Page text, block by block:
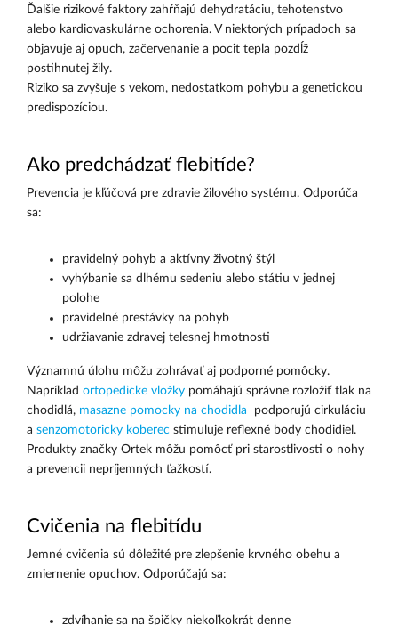
Ďalšie rizikové faktory zahŕňajú dehydratáciu, tehotenstvo
alebo kardiovaskulárne ochorenia. V niektorých prípadoch sa
objavuje aj opuch, začervenanie a pocit tepla pozdĺž
postihnutej žily.
Riziko sa zvyšuje s vekom, nedostatkom pohybu a genetickou
predispozíciou.
Ako predchádzať flebitíde?
Prevencia je kľúčová pre zdravie žilového systému. Odporúča
sa:
pravidelný pohyb a aktívny životný štýl
vyhýbanie sa dlhému sedeniu alebo státiu v jednej
polohe
pravidelné prestávky na pohyb
udržiavanie zdravej telesnej hmotnosti
Významnú úlohu môžu zohrávať aj podporné pomôcky.
Napríklad ortopedicke vložky pomáhajú správne rozložiť tlak na
chodidlá, masazne pomocky na chodidla podporujú cirkuláciu
a senzomotoricky koberec stimuluje reflexné body chodidiel.
Produkty značky Ortek môžu pomôcť pri starostlivosti o nohy
a prevencii nepríjemných ťažkostí.
Cvičenia na flebitídu
Jemné cvičenia sú dôležité pre zlepšenie krvného obehu a
zmiernenie opuchov. Odporúčajú sa:
zdvíhanie sa na špičky niekoľkokrát denne